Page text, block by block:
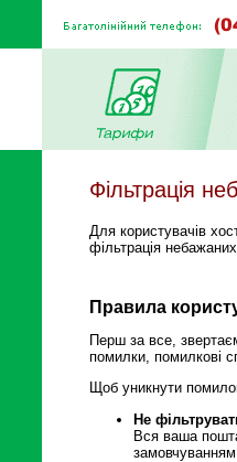
Фільтрація
Для користувачів
фільтрація
Правила
Перш за все,
помилки, помилкові
Щоб уникнути
Не
Вся ваша
замовчуванням.